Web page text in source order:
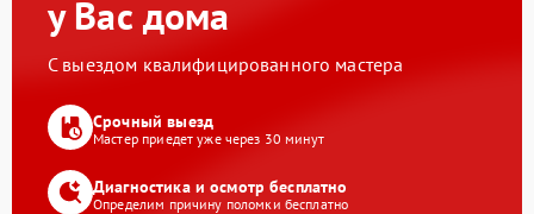
у Вас дома
С выездом квалифицированного мастера
Срочный выезд
Мастер приедет уже через 30 минут
Диагностика и осмотр бесплатно
Определим причину поломки бесплатно